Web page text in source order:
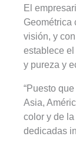
El
Geométrica
visión, y
establece
y pureza y
“Puesto
Asia,
color y de
dedicadas